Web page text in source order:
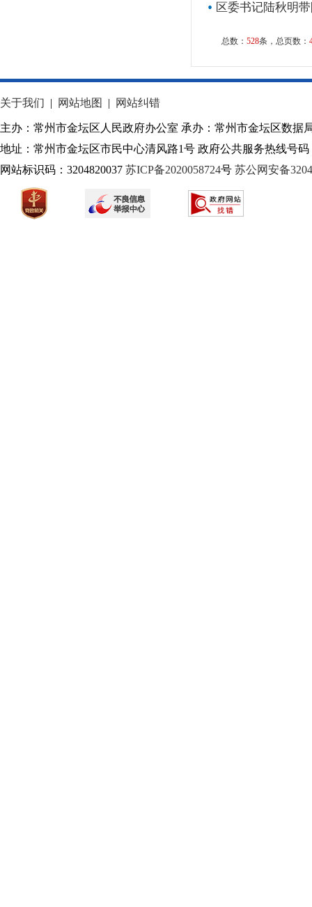
区委书记陆秋明
总数： 528条，总页数：
关于我们 | 网站地图 | 网站纠错
主办：常州市金坛区人民政府办公室 承办：常州市金坛区数据
地址：常州市金坛区市民中心清风路1号 政府公共服务热线号码
网站标识码：3204820037 苏ICP备2020058724号 苏公网安备